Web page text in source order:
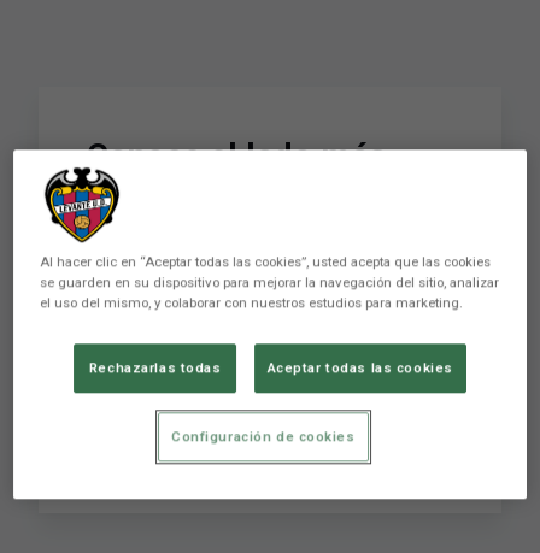
Conoce el lado más
humano de Borja
Mayoral y David
Casinos. Dos cracks
Conoce el lado más humano de Borja Mayoral y
David Casinos. Dos cracks unidos por la diabetes
Al hacer clic en “Aceptar todas las cookies”, usted acepta que las cookies
se guarden en su dispositivo para mejorar la navegación del sitio, analizar
el uso del mismo, y colaborar con nuestros estudios para marketing.
Rechazarlas todas Aceptar todas las cookies
Configuración de cookies